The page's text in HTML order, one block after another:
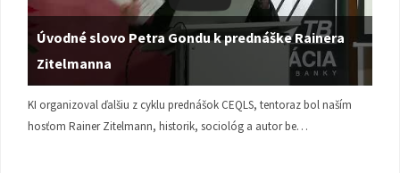
Úvodné slovo Petra Gondu k prednáške Rainera
Zitelmanna
KI organizoval ďalšiu z cyklu prednášok CEQLS, tentoraz bol naším
hosťom Rainer Zitelmann, historik, sociológ a autor be…